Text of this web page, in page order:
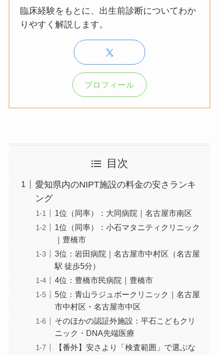
臨床経験をもとに、出生前診断についてわか
りやすく解説します。
プロフィール
目次
愛知県内のNIPT施設の料金の安さランキ
ング
1位（同率）：大同病院｜名古屋市南区
1位（同率）：小石マタニティクリニック
｜豊橋市
3位：岩田病院｜名古屋市中村区（名古屋
駅 徒歩5分）
4位：豊橋市民病院｜豊橋市
5位：青山ラジュボークリニック｜名古屋
市中村区・名古屋市中区
そのほかの認証外施設：平石こどもクリ
ニック・DNA先端医療
【番外】安さより「検査範囲」で選ぶな